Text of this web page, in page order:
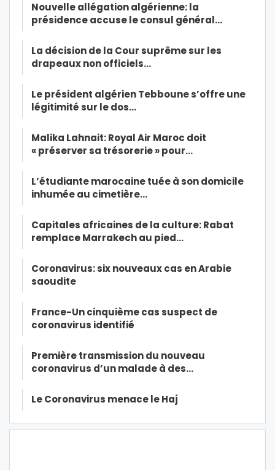
Nouvelle allégation algérienne: la
présidence accuse le consul général…
La décision de la Cour suprême sur les
drapeaux non officiels…
Le président algérien Tebboune s’offre une
légitimité sur le dos…
Malika Lahnait: Royal Air Maroc doit
« préserver sa trésorerie » pour…
L’étudiante marocaine tuée à son domicile
inhumée au cimetière…
Capitales africaines de la culture: Rabat
remplace Marrakech au pied…
Coronavirus: six nouveaux cas en Arabie
saoudite
France-Un cinquième cas suspect de
coronavirus identifié
Première transmission du nouveau
coronavirus d’un malade à des…
Le Coronavirus menace le Haj